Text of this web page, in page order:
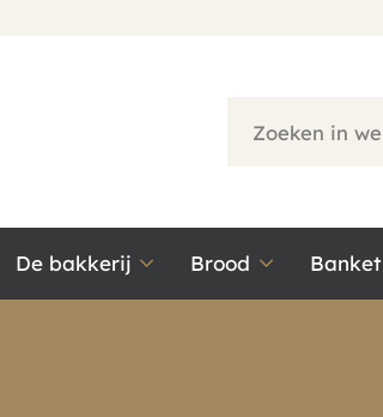
De bakkerij Brood Banket